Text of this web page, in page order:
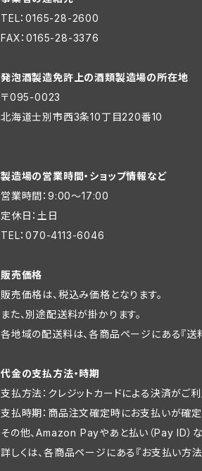
TEL：0165-28-2600
FAX：0165-28-3376
発泡酒製造免許上の酒類製造場の所在地
〒095-0023
北海道士別市西3条10丁目220番10
製造場の営業時間・ショップ情報など
営業時間：9:00～17:00
定休日：土日
TEL：070-4113-6046
販売価格
販売価格は、税込み価格となります。
また、別途配送料が掛かります。
各地域の配送料は、各商品ページにある『送
代金の支払方法・時期
支払方法：クレジットカードによる決済がご利
支払時期：商品注文確定時にお支払いが確定
その他、Amazon Payやあと払い（Pay ID）
詳しくは、各商品ページにある『お支払い方法